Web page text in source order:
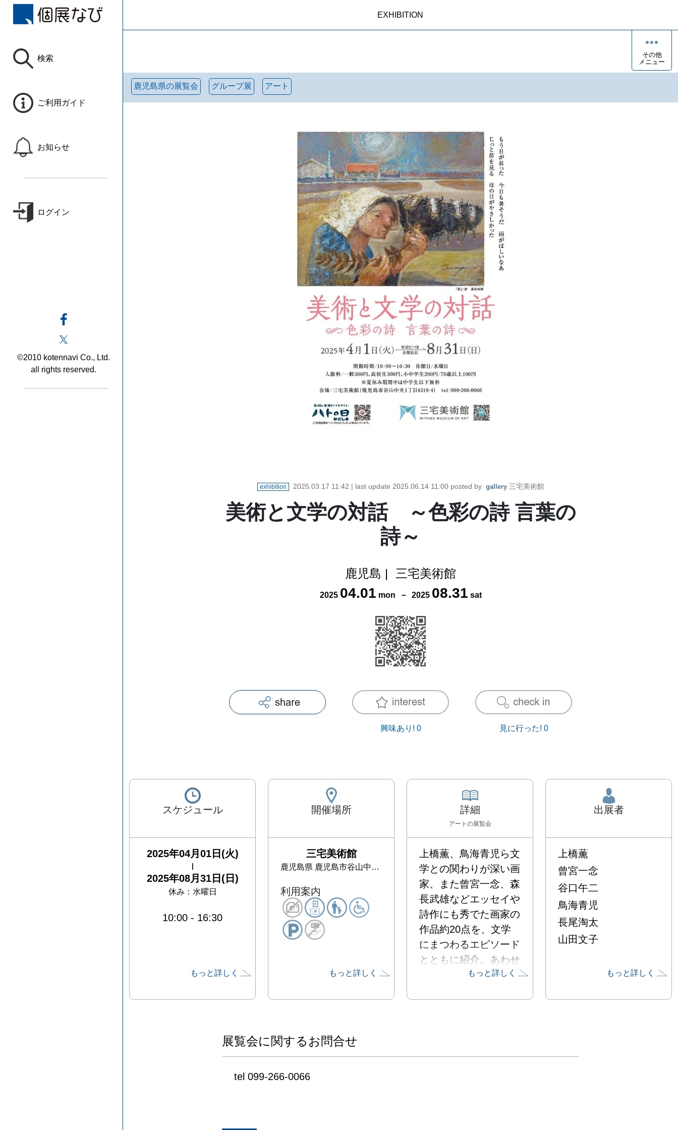
検索
ご利用ガイド
お知らせ
ログイン
©2010 kotennavi Co., Ltd.
all rights reserved.
EXHIBITION
その他
メニュー
鹿児島県の展覧会 グループ展 アート
exhibition 2025.03.17 11:42 | last update 2025.06.14 11:00posted by gallery 三宅美術館
美術と文学の対話 ～色彩の詩 言葉の
詩～
鹿児島 | 三宅美術館
2025 04.01 mon － 2025 08.31 sat
興味あり! 0 見に行った! 0
スケジュール
2025年04月01日(火)
2025年08月31日(日)
休み： 水曜日
10:00 - 16:30
もっと詳しく
開催場所
三宅美術館
鹿児島県 鹿児島市谷山中央1丁目61-30
利用案内
もっと詳しく
詳細
アート の展覧会
上橋薫、鳥海青児ら文
学との関わりが深い画
家、また曾宮一念、森
長武雄などエッセイや
詩作にも秀でた画家の
作品約20点を、文学
にまつわるエピソード
とともに紹介。あわせ
て、長尾淘太が長年に
もっと詳しく
出展者
上橋薫
曾宮一念
谷口午二
鳥海青児
長尾淘太
山田文子
もっと詳しく
展覧会に関するお問合せ
tel 099-266-0066